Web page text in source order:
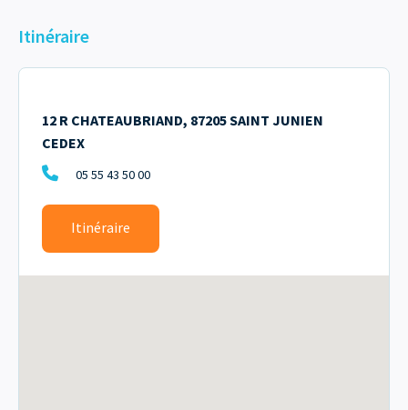
Itinéraire
12 R CHATEAUBRIAND, 87205 SAINT JUNIEN
CEDEX
05 55 43 50 00
Itinéraire